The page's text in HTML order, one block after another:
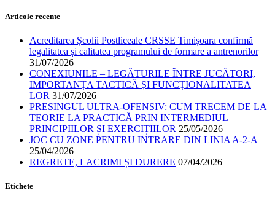
Articole recente
Acreditarea Școlii Postliceale CRSSE Timișoara confirmă
legalitatea și calitatea programului de formare a antrenorilor
31/07/2026
CONEXIUNILE – LEGĂTURILE ÎNTRE JUCĂTORI,
IMPORTANȚA TACTICĂ ȘI FUNCȚIONALITATEA
LOR 31/07/2026
PRESINGUL ULTRA-OFENSIV: CUM TRECEM DE LA
TEORIE LA PRACTICĂ PRIN INTERMEDIUL
PRINCIPIILOR ȘI EXERCIȚIILOR 25/05/2026
JOC CU ZONE PENTRU INTRARE DIN LINIA A-2-A
25/04/2026
REGRETE, LACRIMI ȘI DURERE 07/04/2026
Etichete